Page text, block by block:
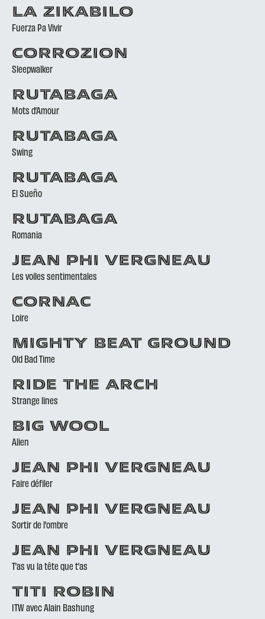
LA ZIKABILO
Fuerza Pa Vivir
CORROZION
Sleepwalker
RUTABAGA
Mots d’Amour
RUTABAGA
Swing
RUTABAGA
El Sueño
RUTABAGA
Romania
JEAN PHI VERGNEAU
Les voiles sentimentales
CORNAC
Loire
MIGHTY BEAT GROUND
Old Bad Time
RIDE THE ARCH
Strange lines
BIG WOOL
Alien
JEAN PHI VERGNEAU
Faire défiler
JEAN PHI VERGNEAU
Sortir de l’ombre
JEAN PHI VERGNEAU
T’as vu la tête que t’as
TITI ROBIN
ITW avec Alain Bashung